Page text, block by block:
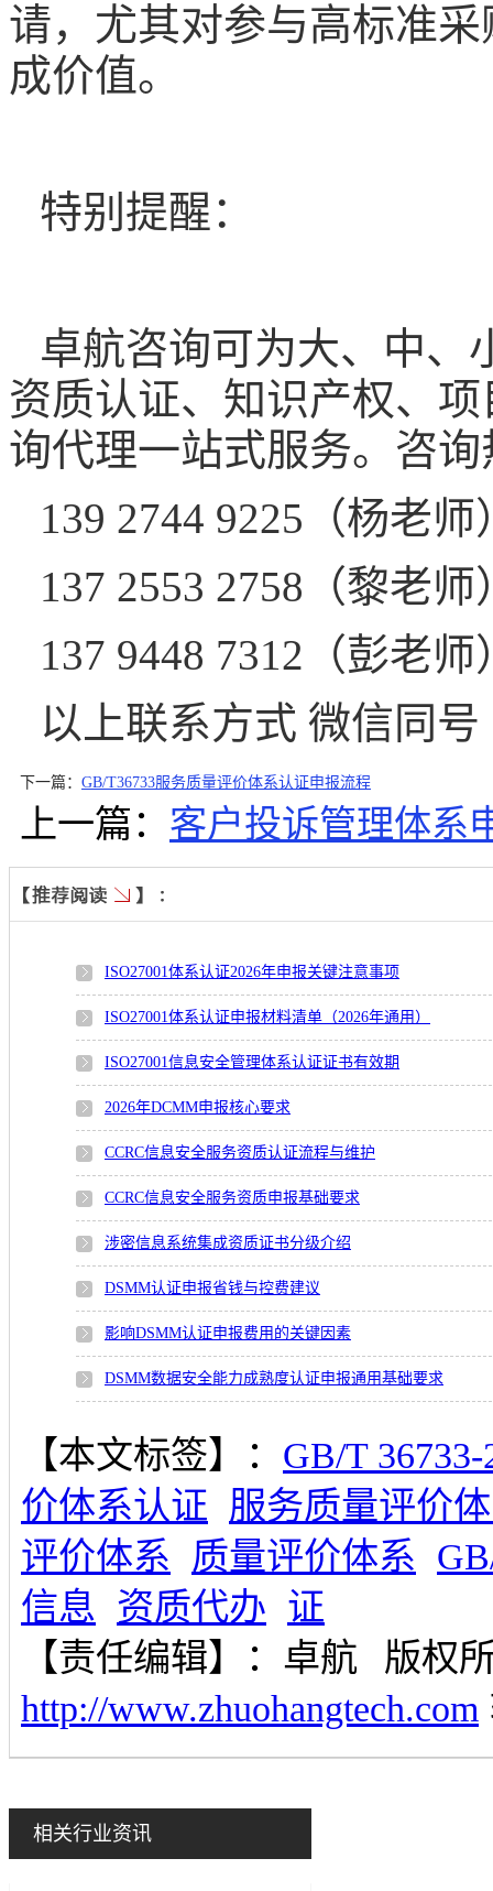
请，尤其对参与高标准
成价值。
特别提醒：
卓航咨询可为大、中、
资质认证、知识产权、项
询代理一站式服务。咨询
139 2744 9225 （杨老师
137 2553 2758 （黎老师
137 9448 7312 （彭老师
以上联系方式 微信同号
下一篇： GB/T36733服务质量评价体系认证申报流程
上一篇： 客户投诉管理体系
ISO27001体系认证2026年申报关键注意事项
ISO27001体系认证申报材料清单（2026年通用）
ISO27001信息安全管理体系认证证书有效期
2026年DCMM申报核心要求
CCRC信息安全服务资质认证流程与维护
CCRC信息安全服务资质申报基础要求
涉密信息系统集成资质证书分级介绍
DSMM认证申报省钱与控费建议
影响DSMM认证申报费用的关键因素
DSMM数据安全能力成熟度认证申报通用基础要求
【本文标签】： GB/T 36733-
价体系认证 服务质量评价
评价体系
质量评价体系
信息 资质代办 证
【责任编辑】： 卓航
版权
http://www.zhuohangtech.com
相关行业资讯